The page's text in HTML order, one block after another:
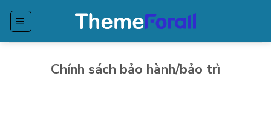
Chính sách bảo hành/bảo trì